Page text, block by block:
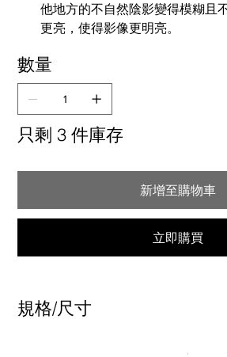
他地方的不自然陰影變得模糊且
更亮，使得影像更明亮。
數量
只剩 3 件庫存
新增至購物車
立即購買
規格/尺寸